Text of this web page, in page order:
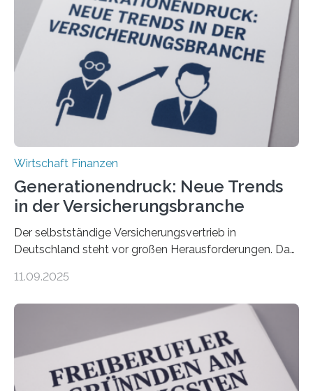
Wirtschaft Finanzen
Generationendruck: Neue Trends
in der Versicherungsbranche
Der selbstständige Versicherungsvertrieb in
Deutschland steht vor großen Herausforderungen. Das
Dr. Matthias Beenken und Prof. Dr. Lukas Linnenbrink
Bundesverbands Deutscher Versicherungskaufleute e.V.
durchgeführt haben. Die Studie basiert auf den
Antworten von 1.440 selbstständigen
Versicherungsvertreter*innen und -makler*innen. Ein
Ergebnis: Deutlich mehr als die Hälfte der Befragten ist
11.09.2025